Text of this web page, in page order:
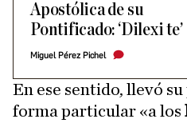
Apostólica de su
Pontificado: ‘Dilexi te’
Miguel Pérez Pichel
En ese sentido, llevó
forma particular «a los